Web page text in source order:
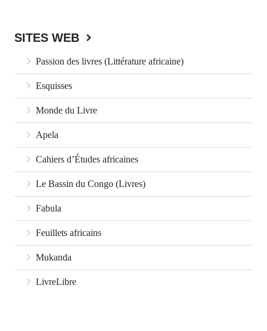
SITES WEB
Passion des livres (Littérature africaine)
Esquisses
Monde du Livre
Apela
Cahiers d’Études africaines
Le Bassin du Congo (Livres)
Fabula
Feuillets africains
Mukanda
LivreLibre